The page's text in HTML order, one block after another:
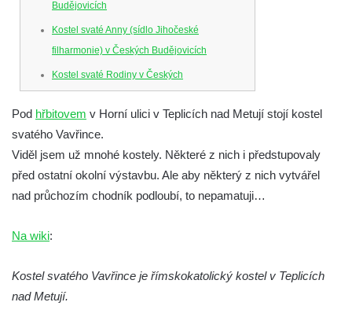
Budějovicích
Kostel svaté Anny (sídlo Jihočeské
filharmonie) v Českých Budějovicích
Kostel svaté Rodiny v Českých
Budějovicích
Kostel Obětování Panny Marie u kláštera
dominikánů v Českých Budějovicích
Kostel Všech svatých v Kamenném Újezdě
Kaple na hřbitově ve Velešíně
Márnice na hřbitově ve Velešíně
Pod hřbitovem v Horní ulici v Teplicích nad Metují stojí kostel
svatého Vavřince.
Viděl jsem už mnohé kostely. Některé z nich i předstupovaly
před ostatní okolní výstavbu. Ale aby některý z nich vytvářel
nad průchozím chodník podloubí, to nepamatuji…
Na wiki:
Kostel svatého Vavřince je římskokatolický kostel v Teplicích
nad Metují.